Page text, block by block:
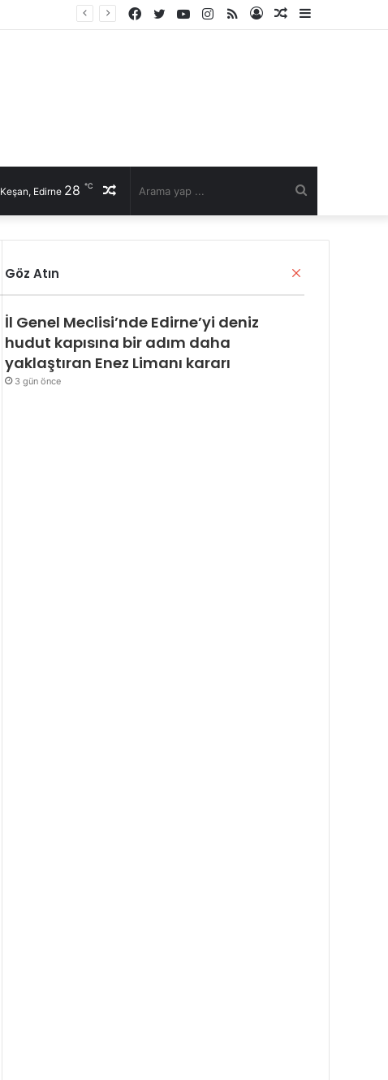
Kenar
Rastgele
Kayıt
RSS
Instagram
YouTube
Twitter
Facebook
yap
Rastgele
Makale
Keşan, Edirne 28 ℃
Göz Atın
İl Genel Meclisi’nde Edirne’yi deniz
hudut kapısına bir adım daha
yaklaştıran Enez Limanı kararı
3 gün önce